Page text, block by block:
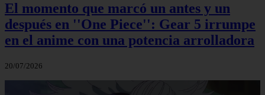
El momento que marcó un antes y un
después en ''One Piece'': Gear 5 irrumpe
en el anime con una potencia arrolladora
20/07/2026